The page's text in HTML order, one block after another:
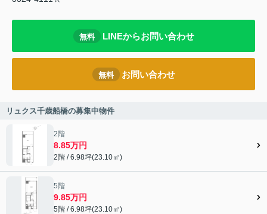
無料 LINEからお問い合わせ
無料 お問い合わせ
リュクス千歳船橋の募集中物件
2階
8.85万円
2階 / 6.98坪(23.10㎡)
5階
9.85万円
5階 / 6.98坪(23.10㎡)